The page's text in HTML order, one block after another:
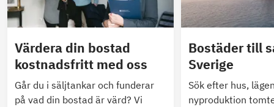
Värdera din bostad
kostnadsfritt med oss
Går du i säljtankar och funderar
på vad din bostad är värd? Vi
Bostäder till
Sverige
Sök efter hus,
nyproduktion